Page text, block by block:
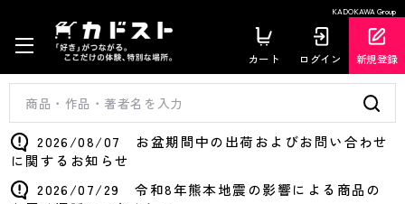
KADOKAWA Group
カート ログイン 新規登録
2026/08/07 お盆期間中の出荷およびお問い合わせ
に関するお知らせ
2026/07/29 令和8年熊本地震の影響による商品の